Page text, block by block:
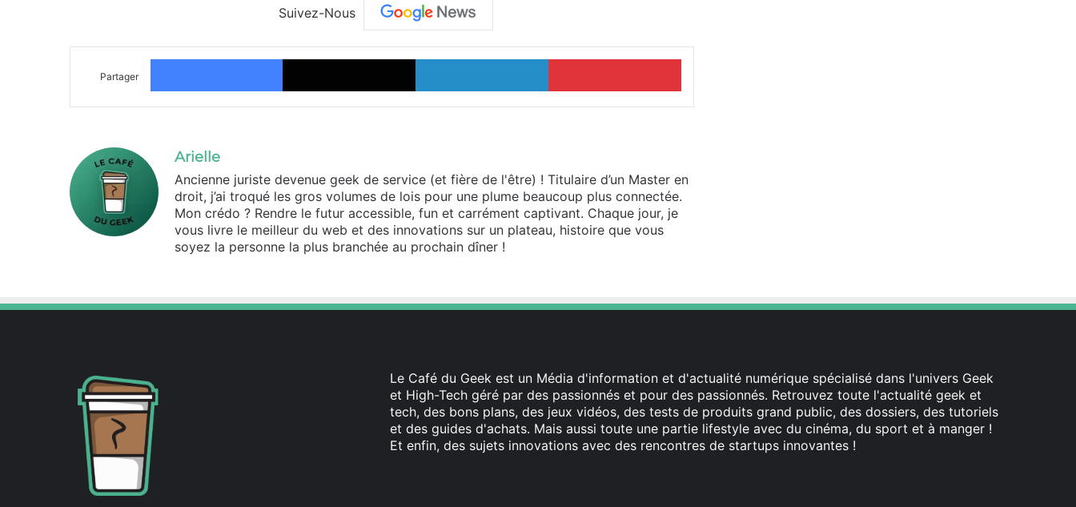
Suivez-Nous
Partager
Facebook X Linkedin Pinterest
Arielle
Ancienne juriste devenue geek de service (et fière de l'être) ! Titulaire d’un Master en
droit, j’ai troqué les gros volumes de lois pour une plume beaucoup plus connectée.
Mon crédo ? Rendre le futur accessible, fun et carrément captivant. Chaque jour, je
vous livre le meilleur du web et des innovations sur un plateau, histoire que vous
soyez la personne la plus branchée au prochain dîner !
Le Café du Geek est un Média d'information et d'actualité numérique spécialisé dans l'univers Geek
et High-Tech géré par des passionnés et pour des passionnés. Retrouvez toute l'actualité geek et
tech, des bons plans, des jeux vidéos, des tests de produits grand public, des dossiers, des tutoriels
et des guides d'achats. Mais aussi toute une partie lifestyle avec du cinéma, du sport et à manger !
Et enfin, des sujets innovations avec des rencontres de startups innovantes !